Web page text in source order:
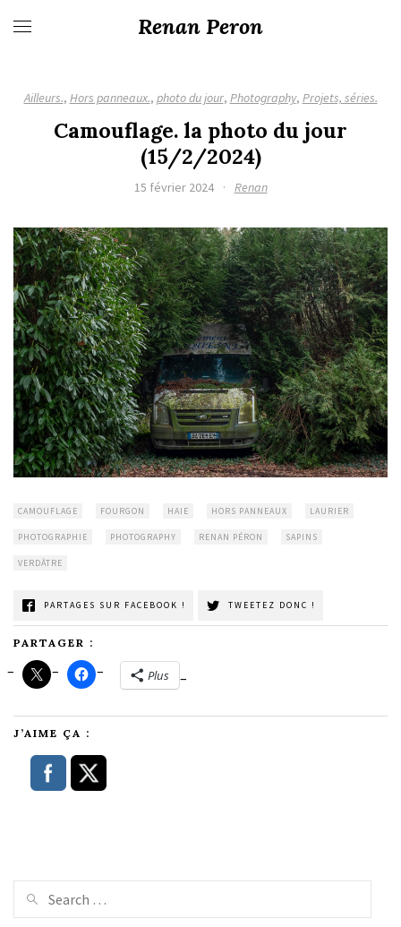
Renan Peron
Ailleurs., Hors panneaux., photo du jour, Photography, Projets, séries.
Camouflage. la photo du jour
(15/2/2024)
15 février 2024 · Renan
CAMOUFLAGE FOURGON HAIE HORS PANNEAUX LAURIER
PHOTOGRAPHIE PHOTOGRAPHY RENAN PÉRON SAPINS
VERDÂTRE
PARTAGES SUR FACEBOOK ! TWEETEZ DONC !
PARTAGER :
Plus
J’AIME ÇA :